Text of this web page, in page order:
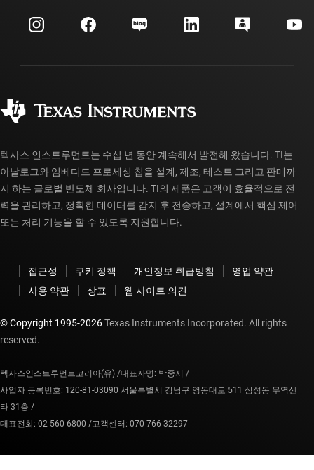
투자 관계
제조
고객 지원 센터
myTI 계정 FAQ
주문 FAQ
텍사스 인스트루먼트는 수십 년 동안 계속해서 발전해 왔습니다. TI는
아날로그와 임베디드 프로세싱 칩을 설계, 제조, 테스트 그리고 판매까
지 하는 글로벌 반도체 회사입니다. TI의 제품은 고객이 효율적으로 전
력을 관리하고, 정확한 데이터를 감지 후 전송하고, 설계에서 핵심 제어
또는 처리 기능을 할 수 있도록 지원합니다.
접근성 쿠키 정책 개인정보 취급방침
영업 약관
사용 약관
상표 웹 사이트 의견
© Copyright 1995-2026Texas Instruments Incorporated. All rights
reserved.
텍사스인스트루먼트코리아(유) /대표자명: 박중서 /
사업자 등록번호: 120-81-03090 서울특별시 강남구 영동대로 511 삼성동 무역센
타 31층 /
대표전화: 02-560-6800 /고객센터: 070-766-32297